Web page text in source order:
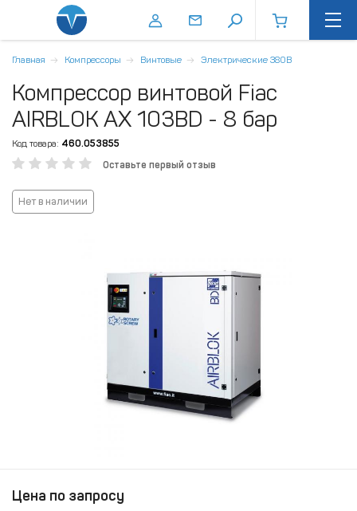
Главная Компрессоры Винтовые Электрические 380В
Компрессор винтовой Fiac
AIRBLOK AX 103BD - 8 бар
Код товара: 460.053855
Оставьте первый отзыв
Нет в наличии
Цена по запросу